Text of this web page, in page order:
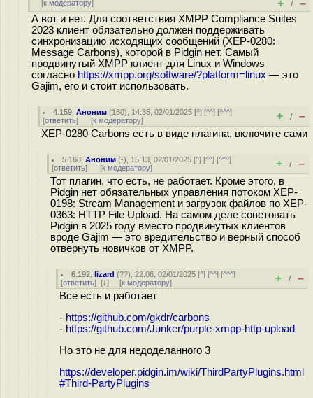
[к модератору] + / –
А вот и нет. Для соответствия XMPP Compliance Suites
2023 клиент обязательно должен поддерживать
синхронизацию исходящих сообщений (XEP-0280:
Message Carbons), которой в Pidgin нет. Самый
продвинутый XMPP клиент для Linux и Windows
согласно https://xmpp.org/software/?platform=linux — это
Gajim, его и стоит использовать.
4.159 ,Аноним (160), 14:35, 02/01/2025 [^] [^^] [^^^]
[ответить] [к модератору] + / –
XEP-0280 Carbons есть в виде плагина, включите сами
5.168 ,Аноним (-), 15:13, 02/01/2025 [^] [^^] [^^^]
[ответить] [к модератору] + / –
Тот плагин, что есть, не работает. Кроме этого, в
Pidgin нет обязательных управления потоком XEP-
0198: Stream Management и загрузок файлов по XEP-
0363: HTTP File Upload. На самом деле советовать
Pidgin в 2025 году вместо продвинутых клиентов
вроде Gajim — это вредительство и верный способ
отвернуть новичков от XMPP.
6.192 ,lizard (??), 22:06, 02/01/2025 [^] [^^] [^^^]
[ответить] [↓] [к модератору] + / –
Все есть и работает
- https://github.com/gkdr/carbons
- https://github.com/Junker/purple-xmpp-http-upload
Но это не для недоделанного 3
https://developer.pidgin.im/wiki/ThirdPartyPlugins.html
#Third-PartyPlugins